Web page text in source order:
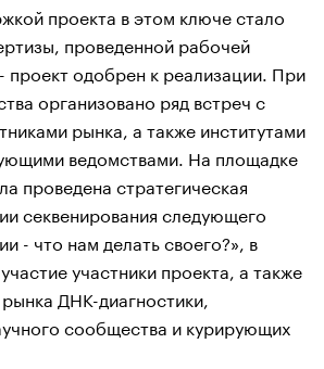
проекта в этом ключе стало
проведенной рабочей
проект одобрен к реализации. При
организовано ряд встреч с
рынка, а также институтами
ведомствами. На площадке
проведена стратегическая
секвенирования следующего
- что нам делать своего?», в
участники проекта, а также
ДНК-диагностики,
сообщества и курирующих